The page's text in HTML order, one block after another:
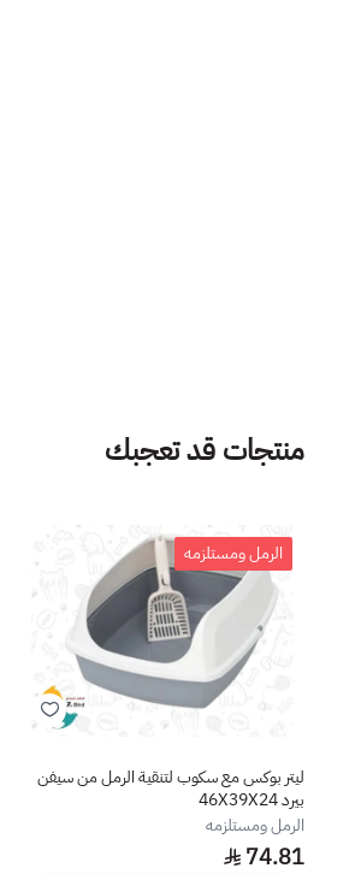
منتجات قد تعجبك
الرمل ومستلزمه
ليتر بوكس مع سكوب لتنقية الرمل من سيفن
بيرد 46X39X24
الرمل ومستلزمه
74.81